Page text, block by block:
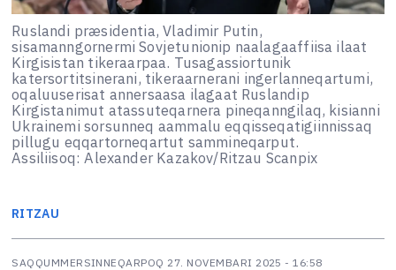
Ruslandi præsidentia, Vladimir Putin,
sisamanngornermi Sovjetunionip naalagaaffiisa ilaat
Kirgisistan tikeraarpaa. Tusagassiortunik
katersortitsinerani, tikeraarnerani ingerlanneqartumi,
oqaluuserisat annersaasa ilagaat Ruslandip
Kirgistanimut atassuteqarnera pineqanngilaq, kisianni
Ukrainemi sorsunneq aammalu eqqisseqatigiinnissaq
pillugu eqqartorneqartut sammineqarput.
Assiliisoq: Alexander Kazakov/Ritzau Scanpix
RITZAU
SAQQUMMERSINNEQARPOQ 27. NOVEMBARI 2025 - 16:58